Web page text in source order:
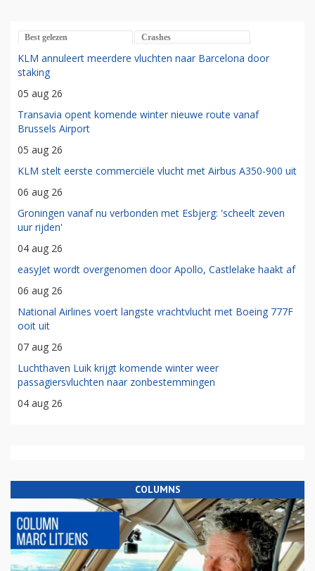
Best gelezen Crashes
KLM annuleert meerdere vluchten naar Barcelona door
staking
05 aug 26
Transavia opent komende winter nieuwe route vanaf
Brussels Airport
05 aug 26
KLM stelt eerste commerciële vlucht met Airbus A350-900 uit
06 aug 26
Groningen vanaf nu verbonden met Esbjerg: 'scheelt zeven
uur rijden'
04 aug 26
easyJet wordt overgenomen door Apollo, Castlelake haakt af
06 aug 26
National Airlines voert langste vrachtvlucht met Boeing 777F
ooit uit
07 aug 26
Luchthaven Luik krijgt komende winter weer
passagiersvluchten naar zonbestemmingen
04 aug 26
COLUMNS